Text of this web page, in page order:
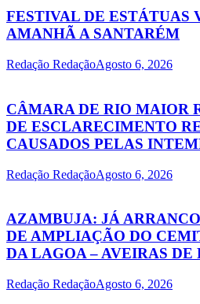
FESTIVAL DE ESTÁTUAS
AMANHÃ A SANTARÉM
Redação RedaçãoAgosto 6, 2026
CÂMARA DE RIO MAIOR
DE ESCLARECIMENTO
CAUSADOS PELAS
Redação RedaçãoAgosto 6, 2026
AZAMBUJA: JÁ
DE AMPLIAÇÃO DO
DA LAGOA – AVEIRAS DE
Redação RedaçãoAgosto 6, 2026